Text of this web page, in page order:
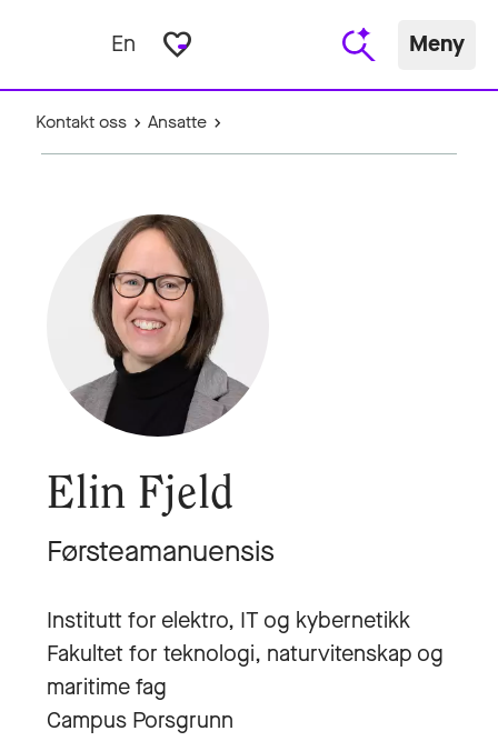
En favorite_border Meny
Kontakt oss Ansatte
Elin Fjeld
Førsteamanuensis
Institutt for elektro, IT og kybernetikk
Fakultet for teknologi, naturvitenskap og
maritime fag
Campus Porsgrunn